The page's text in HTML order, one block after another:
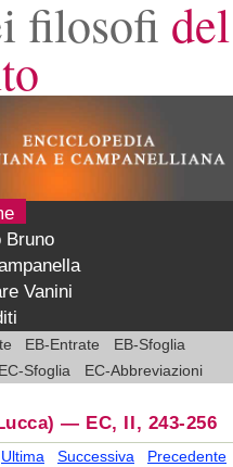
filosofi del
Bruno
Vanini
EB-Entrate
EB-Sfoglia
EC-Sfoglia EC-Abbreviazioni
— EC, II, 243-256
Ultima Successiva Precedente